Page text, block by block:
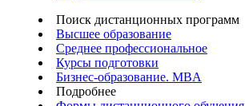
Поиск дистанционных программ
Высшее образование
Среднее профессиональное
Курсы подготовки
Бизнес-образование. MBA
Подробнее